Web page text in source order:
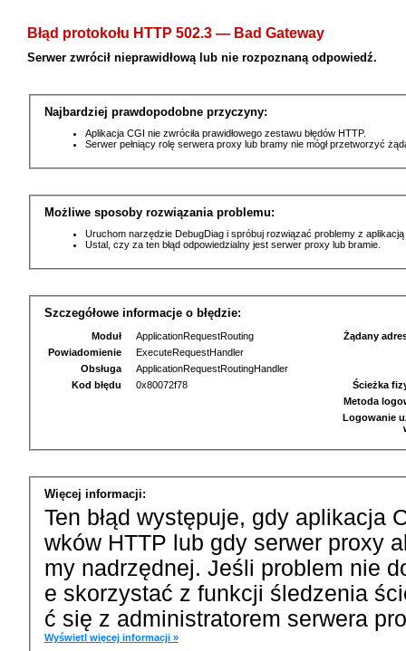
Błąd protokołu HTTP 502.3 — Bad Gateway
Serwer zwrócił nieprawidłową lub nie rozpoznaną odpowiedź.
Najbardziej prawdopodobne przyczyny:
Aplikacja CGI nie zwróciła prawidłowego zestawu błędów HTTP.
Serwer pełniący rolę serwera proxy lub bramy nie mógł przetworzyć
Możliwe sposoby rozwiązania problemu:
Uruchom narzędzie DebugDiag i spróbuj rozwiązać problemy z
Ustal, czy za ten błąd odpowiedzialny jest serwer proxy lub bramie.
Szczegółowe informacje o błędzie:
Moduł
ApplicationRequestRouting
Powiadomienie
ExecuteRequestHandler
Obsługa
ApplicationRequestRoutingHandler
Kod błędu
0x80072f78
Żądany
Ścieżka
Metoda
Logowanie
Więcej informacji:
Ten błąd występuje, gdy aplikacja
wków HTTP lub gdy serwer proxy
my nadrzędnej. Jeśli problem nie
e skorzystać z funkcji śledzenia
ć się z administratorem serwera
Wyświetl więcej informacji »